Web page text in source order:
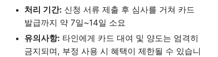
처리 기간: 신청 서류 제출 후 심사를 거쳐 카드
발급까지 약 7일~14일 소요
유의사항: 타인에게 카드 대여 및 양도는 엄격히
금지되며, 부정 사용 시 혜택이 제한될 수 있습니